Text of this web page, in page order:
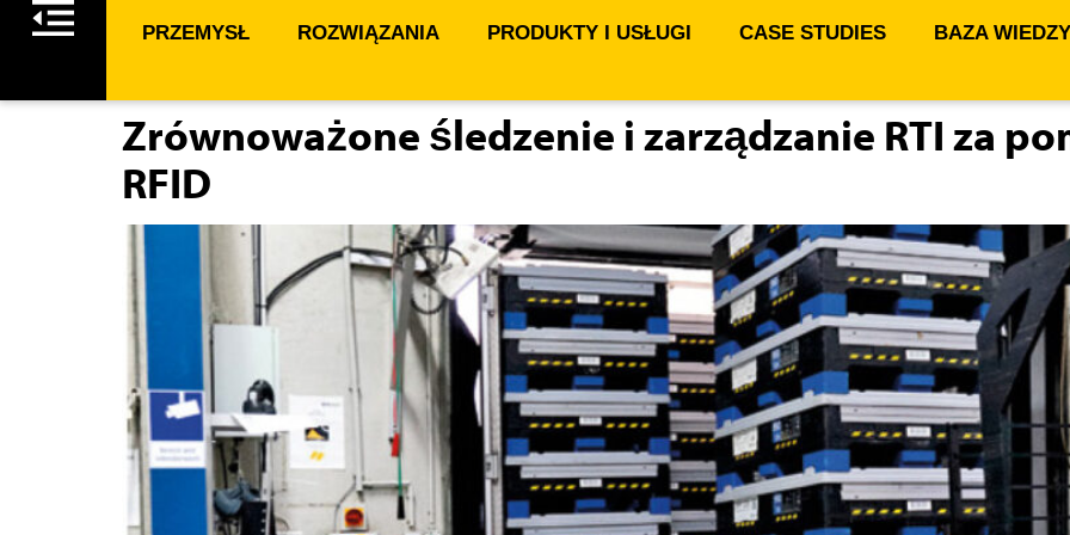
PRZEMYSŁ ROZWIĄZANIA PRODUKTY I USŁUGI CASE STUDIES BAZA WIEDZY
Zrównoważone śledzenie i zarządzanie RTI za
RFID